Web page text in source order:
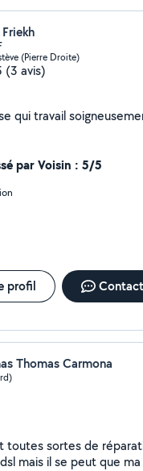
(Pierre Droite)
(3 avis)
qui travail
par Voisin : 5/5
profil
Thomas Carmona
toutes sortes de